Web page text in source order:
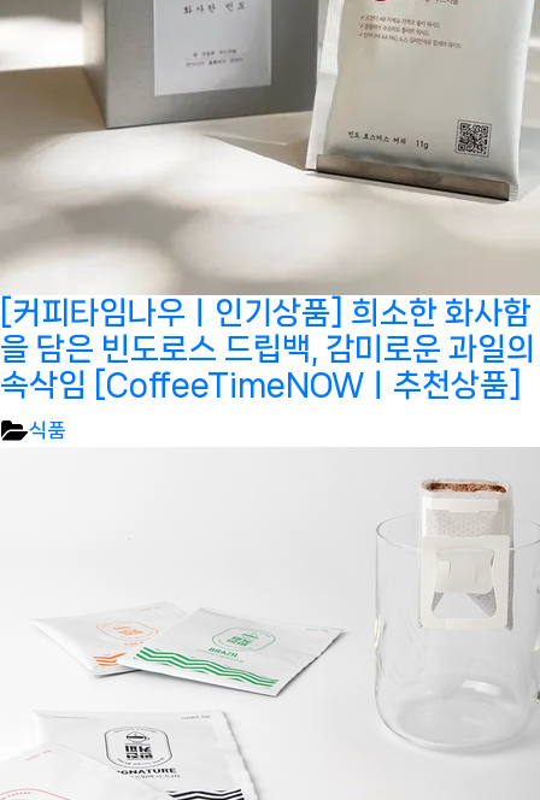
[커피타임나우ㅣ인기상품] 희소한 화사함
을 담은 빈도로스 드립백, 감미로운 과일의
속삭임 [CoffeeTimeNOWㅣ추천상품]
식품